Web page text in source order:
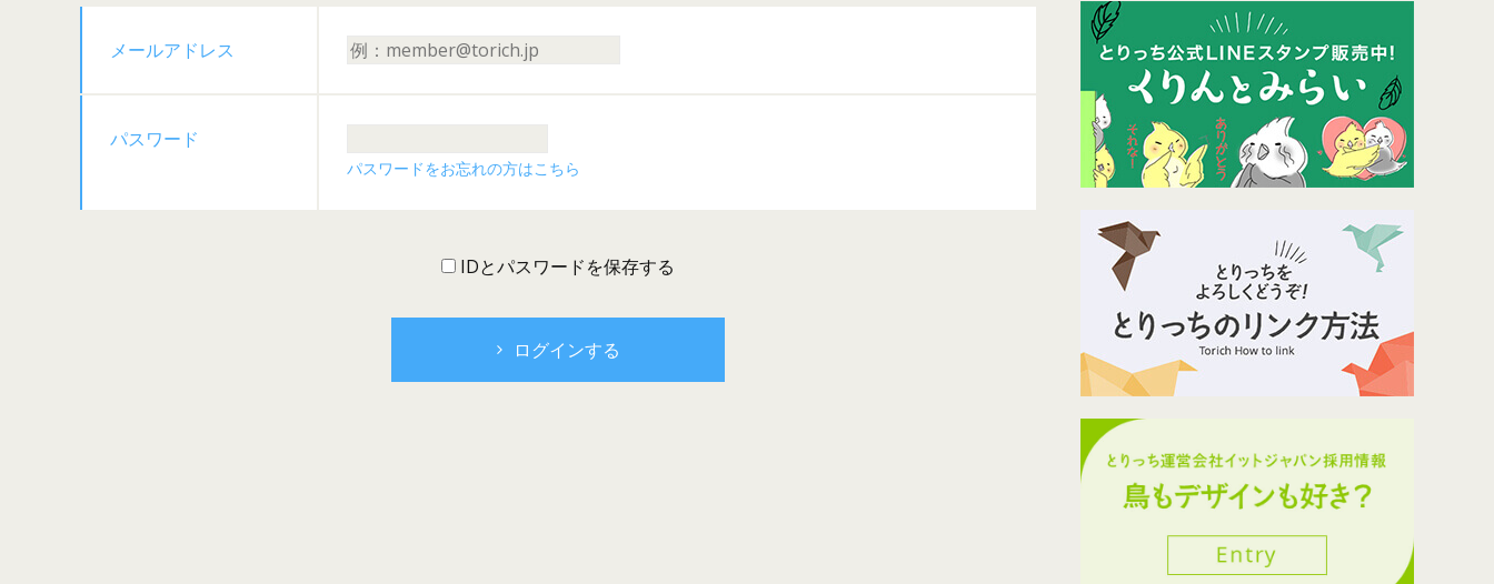
メールアドレス
パスワード
パスワードをお忘れの方はこちら
IDとパスワードを保存する
ログインする